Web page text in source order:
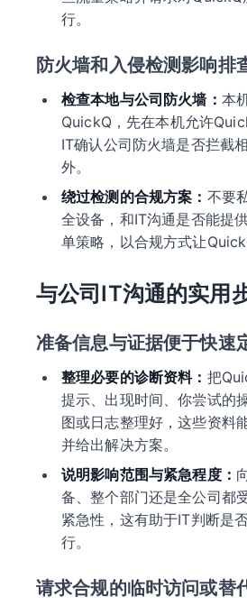
行。
防火墙和入侵检测影响排
检查本地与公司防火墙： 本
QuickQ，先在本机允许
IT确认公司防火墙是否拦截
外。
绕过检测的合规方案： 不要
全设备，和IT沟通是否能提
单策略，以合规方式让
与公司IT沟通的实用
准备信息与证据便于快速
整理必要的诊断资料： 把
提示、出现时间、你尝试的
图或日志整理好，这些资料
并给出解决方案。
说明影响范围与紧急程度：
备、整个部门还是全公司都
紧急性，这有助于IT判断是
行。
请求合规的临时访问或替